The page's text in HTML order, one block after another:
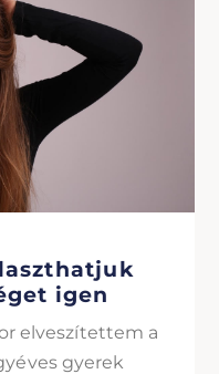
igen
elveszítettem a
gyerek